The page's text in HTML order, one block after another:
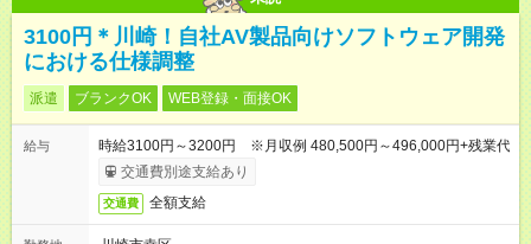
3100円＊川崎！自社AV製品向けソフトウェア開発
における仕様調整
派遣 ブランクOK WEB登録・面接OK
給与
時給3100円～3200円 ※月収例 480,500円～496,000円+残業代
交通費別途支給あり
交通費 全額支給